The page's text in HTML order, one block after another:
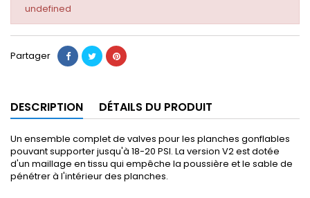
undefined
Partager
DESCRIPTION DÉTAILS DU PRODUIT
Un ensemble complet de valves pour les planches gonflables
pouvant supporter jusqu'à 18-20 PSI. La version V2 est dotée
d'un maillage en tissu qui empêche la poussière et le sable de
pénétrer à l'intérieur des planches.